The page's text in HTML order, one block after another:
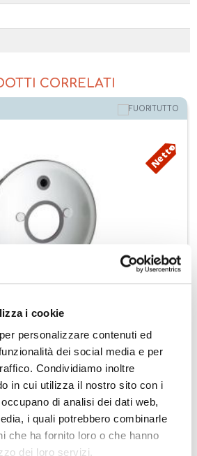
i cookie
personalizzare contenuti ed
dei social media e per
Condividiamo inoltre
in cui utilizza il nostro sito con i
di analisi dei dati web,
i quali potrebbero combinarle
che ha fornito loro o che hanno
dei loro servizi.
CORRELATI
Netto
46468000